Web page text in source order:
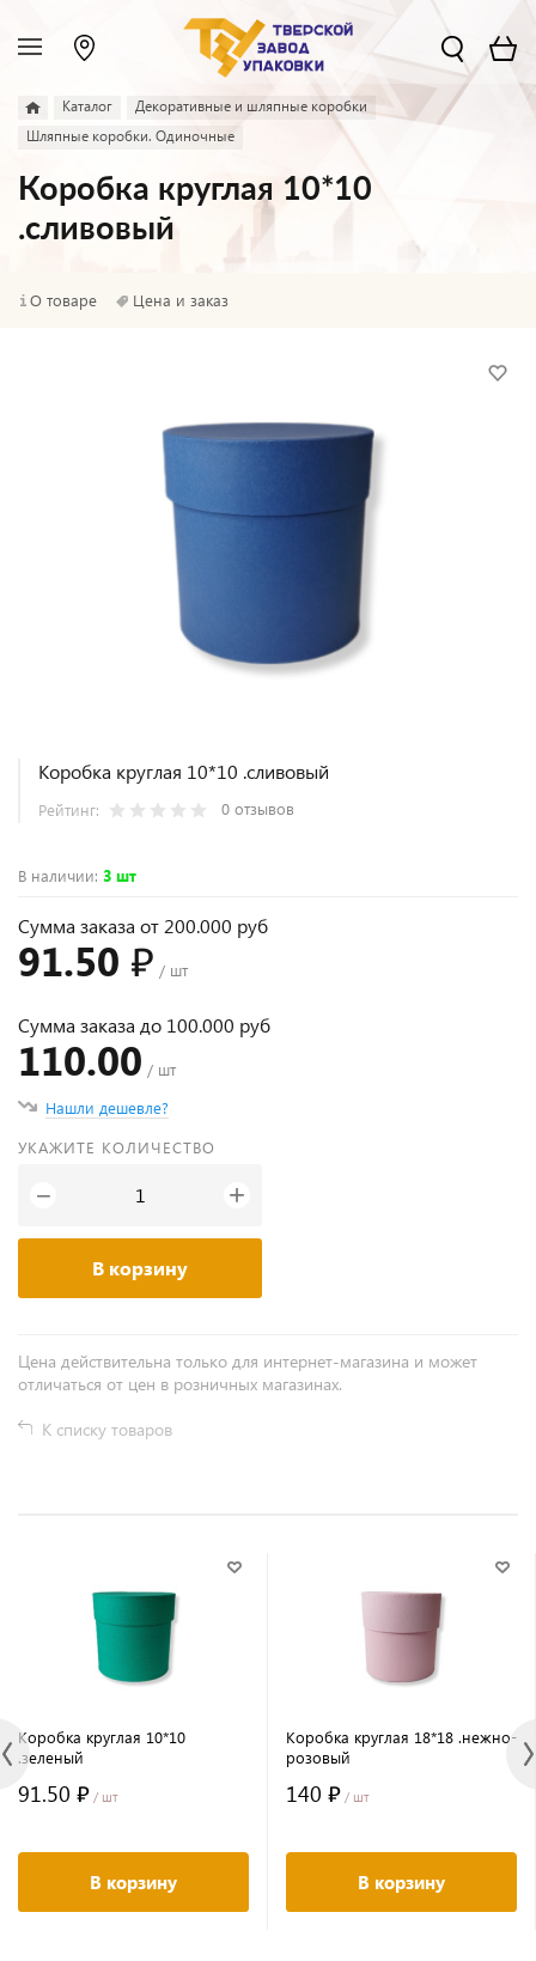
Каталог
Декоративные и шляпные коробки
Шляпные коробки. Одиночные
Коробка круглая 10*10
.сливовый
О товаре Цена и заказ
Коробка круглая 10*10 .сливовый
Рейтинг: 0 отзывов
В наличии: 3 шт
Сумма заказа от 200.000 руб
91.50 ₽ / шт
Сумма заказа до 100.000 руб
110.00 / шт
Нашли дешевле?
УКАЖИТЕ КОЛИЧЕСТВО
− +
В корзину
Цена действительна только для интернет-магазина и может
отличаться от цен в розничных магазинах.
К списку товаров
Коробка круглая 10*10
.зеленый
91.50 ₽ / шт
В корзину
Коробка круглая 18*18 .нежно-
розовый
140 ₽ / шт
В корзину